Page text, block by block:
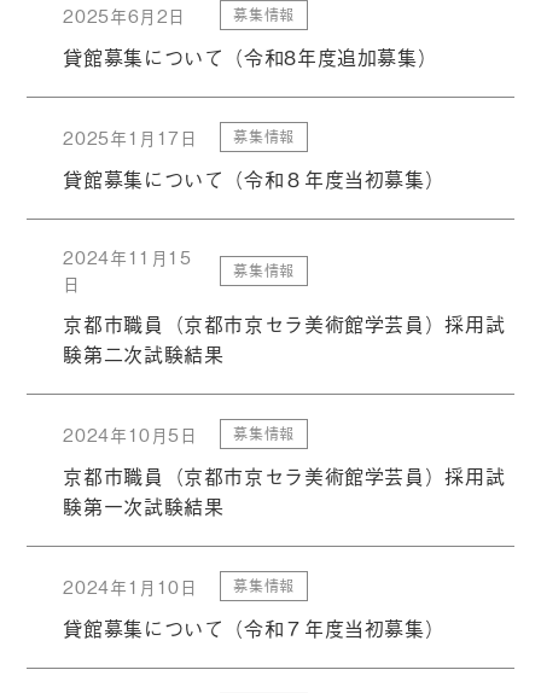
2025年6月2日 募集情報
貸館募集について（令和8年度追加募集）
2025年1月17日 募集情報
貸館募集について（令和８年度当初募集）
2024年11月15
日
募集情報
京都市職員（京都市京セラ美術館学芸員）採用試
験第二次試験結果
2024年10月5日 募集情報
京都市職員（京都市京セラ美術館学芸員）採用試
験第一次試験結果
2024年1月10日 募集情報
貸館募集について（令和７年度当初募集）